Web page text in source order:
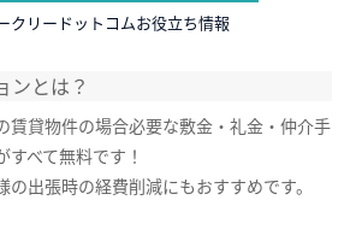
クリードットコムお役立ち情報
ンとは？
賃貸物件の場合必要な敷金・礼金・仲介手
すべて無料です！
の出張時の経費削減にもおすすめです。